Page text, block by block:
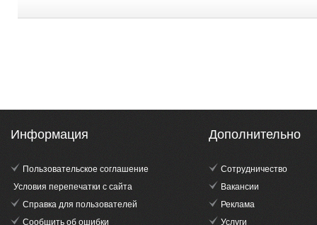
Информация
Пользовательское соглашение
Условия перепечатки с сайта
Справка для пользователей
Сообщить об ошибки
Дополнительно
Сотрудничество
Вакансии
Реклама
Услуги